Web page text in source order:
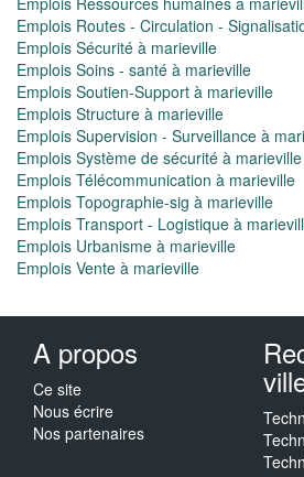
Emplois Routes - Circulation -
Emplois Sécurité à marieville
Emplois Soins - santé à marieville
Emplois Soutien-Support à marieville
Emplois Structure à marieville
Emplois Supervision - Surveillance à
Emplois Système de sécurité à marieville
Emplois Télécommunication à marieville
Emplois Topographie-sig à marieville
Emplois Transport - Logistique à
Emplois Urbanisme à marieville
Emplois Vente à marieville
A propos
Ce site
Nous écrire
Nos partenaires